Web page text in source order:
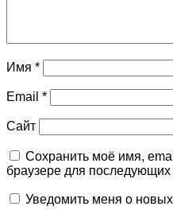
Имя *
Email *
Сайт
Сохранить моё имя,
браузере для
Уведомить меня о